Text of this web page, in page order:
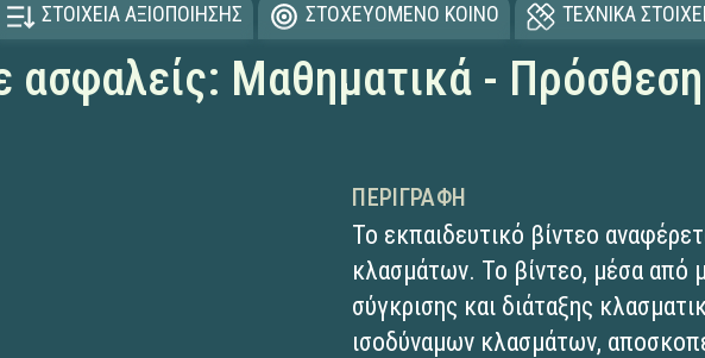
ΣΤΟΙΧΕΙΑ ΑΞΙΟΠΟΙΗΣΗΣ ΣΤΟΧΕΥΟΜΕΝΟ ΚΟΙΝΟ ΤΕΧΝΙΚΑ
ασφαλείς: Μαθηματικά -
ΠΕΡΙΓΡΑΦΉ
Το εκπαιδευτικό βίντεο
κλασμάτων. Το βίντεο, μέσα από
σύγκρισης και διάταξης
ισοδύναμων κλασμάτων,